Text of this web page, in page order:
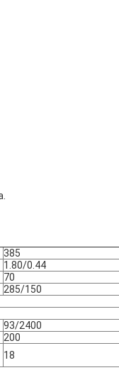
385
1.80/0.44
70
285/150
93/2400
200
18